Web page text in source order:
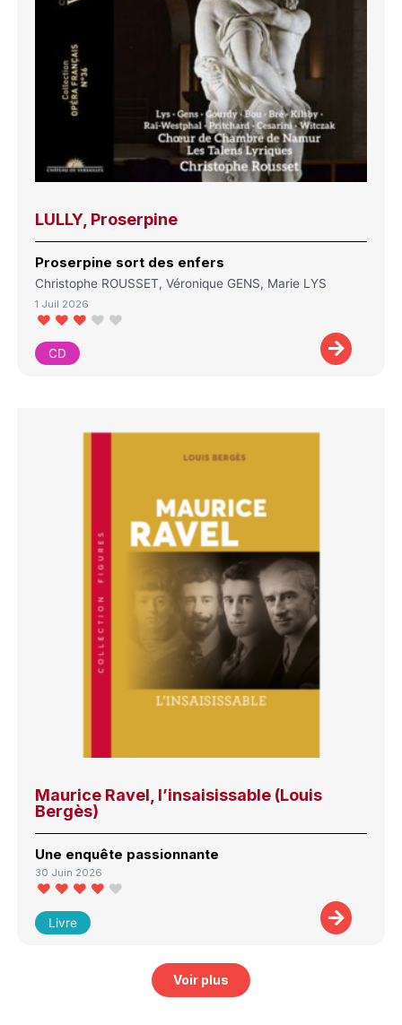
LULLY, Proserpine
Proserpine sort des enfers
Christophe ROUSSET, Véronique GENS, Marie LYS
1 Juil 2026
CD
Maurice Ravel, l’insaisissable (Louis
Bergès)
Une enquête passionnante
30 Juin 2026
Livre
Voir plus